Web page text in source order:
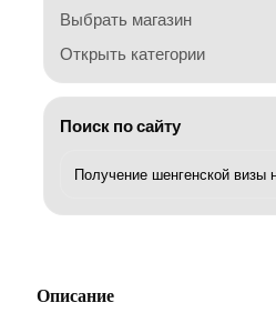
Выбрать магазин
Открыть категории
Поиск по сайту
Описание